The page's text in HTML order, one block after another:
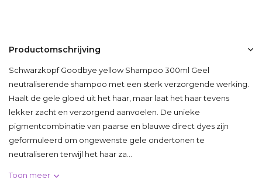
Productomschrijving
Schwarzkopf Goodbye yellow Shampoo 300ml Geel
neutraliserende shampoo met een sterk verzorgende werking.
Haalt de gele gloed uit het haar, maar laat het haar tevens
lekker zacht en verzorgend aanvoelen. De unieke
pigmentcombinatie van paarse en blauwe direct dyes zijn
geformuleerd om ongewenste gele ondertonen te
neutraliseren terwijl het haar za...
Toon meer